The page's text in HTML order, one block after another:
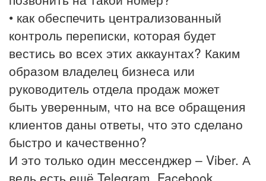
• как обеспечить централизованный
контроль переписки, которая будет
вестись во всех этих аккаунтах? Каким
образом владелец бизнеса или
руководитель отдела продаж может
быть уверенным, что на все обращения
клиентов даны ответы, что это сделано
быстро и качественно?
И это только один мессенджер – Viber. А